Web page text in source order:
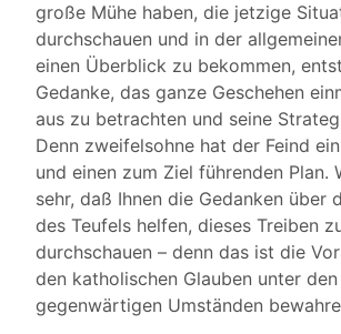
große Mühe haben, die jetzige
durchschauen und in der
einen Überblick zu bekommen,
Gedanke, das ganze Geschehen
aus zu betrachten und seine
Denn zweifelsohne hat der Feind
und einen zum Ziel führenden Plan.
sehr, daß Ihnen die Gedanken über
des Teufels helfen, dieses Treiben
durchschauen – denn das ist die
den katholischen Glauben unter den
gegenwärtigen Umständen